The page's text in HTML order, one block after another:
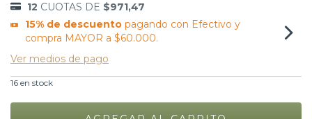
12 CUOTAS DE $971,47
15% de descuentopagando con Efectivo y
compra MAYOR a $60.000.
Ver medios de pago
16 en stock